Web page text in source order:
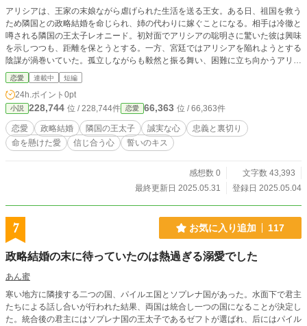
アリシアは、王家の末娘ながら虐げられた生活を送る王女。ある日、祖国を救う
ため隣国との政略結婚を命じられ、姉の代わりに嫁ぐことになる。相手は冷徹と
噂される隣国の王太子レオニード。初対面でアリシアの聡明さに驚いた彼は興味
を示しつつも、距離を保とうとする。一方、宮廷ではアリシアを陥れようとする
陰謀が渦巻いていた。孤立しながらも毅然と振る舞い、困難に立ち向かうアリシ
ア。次第にレオニードとの絆が芽生え、互いに支え合うようになる。しかし、隣
国の陰謀と反アリシア派の策略が二人の関係を大きく揺るがしていく。
恋愛 連載中 短編
24h.ポイント 0pt
小説 228,744 位 / 228,744件 恋愛 66,363 位 / 66,363件
恋愛 政略結婚 隣国の王太子 誠実な心
忠義と裏切り
命を懸けた愛
信じ合う心 誓いのキス
感想数 0
文字数 43,393
最終更新日 2025.05.31
登録日 2025.05.04
7 お気に入り追加 117
政略結婚の末に待っていたのは熱過ぎる溺愛でした
あん蜜
寒い地方に隣接する二つの国、パイルエ国とソプレナ国があった。水面下で君主
たちによる話し合いが行われた結果、両国は統合し一つの国になることが決定し
た。統合後の君主にはソプレナ国の王太子であるゼフトが選ばれ、后にはパイル